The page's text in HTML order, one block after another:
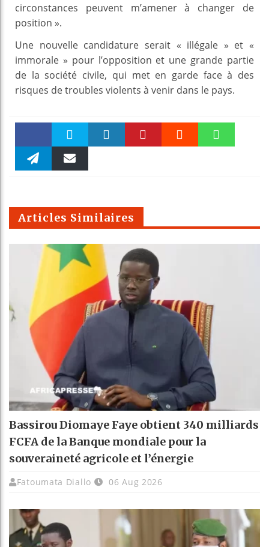
circonstances peuvent m’amener à changer de
position ».
Une nouvelle candidature serait « illégale » et «
immorale » pour l’opposition et une grande partie
de la société civile, qui met en garde face à des
risques de troubles violents à venir dans le pays.
Faceboo Twitter
m
Articles Similaires
Bassirou Diomaye Faye obtient 340 milliards
FCFA de la Banque mondiale pour la
souveraineté agricole et l’énergie
Fatoumata Diallo 06 Aug 2026